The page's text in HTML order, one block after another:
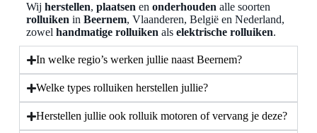
Wij herstellen, plaatsen en onderhouden alle soorten
rolluiken in Beernem, Vlaanderen, België en Nederland,
zowel handmatige rolluiken als elektrische rolluiken.
In welke regio’s werken jullie naast Beernem?
Welke types rolluiken herstellen jullie?
Herstellen jullie ook rolluik motoren of vervang je deze?